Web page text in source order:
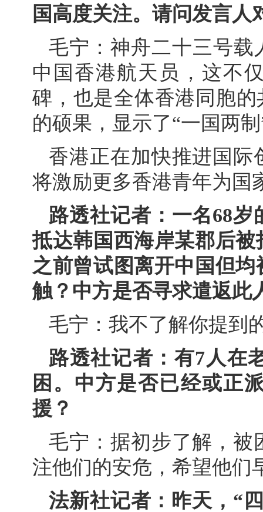
国高度关注。请问发言人
毛宁：神舟二十三号载
中国香港航天员，这不
碑，也是全体香港同胞
的硕果，显示了“一国两
香港正在加快推进国际
将激励更多香港青年为国
路透社记者：一名68
抵达韩国西海岸某郡后
之前曾试图离开中国但
触？中方是否寻求遣返此
毛宁：我不了解你提到
路透社记者：有7人在
困。中方是否已经或正
援？
毛宁：据初步了解，被
注他们的安危，希望他们
法新社记者：昨天，“